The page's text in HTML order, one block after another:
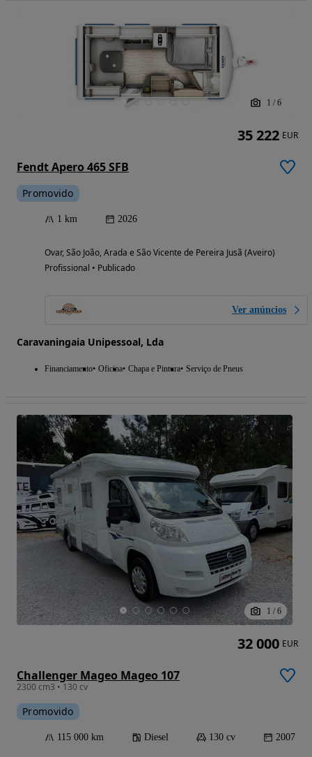
1 / 6
Fendt Apero 465 SFB
Promovido
1 km 2026
Ovar, São João, Arada e São Vicente de Pereira Jusã (Aveiro)
Profissional • Publicado
Ver anúncios
Caravaningaia Unipessoal, Lda
Financiamento Oficina Chapa e Pintura Serviço de Pneus
35 222 EUR
1 / 6
Challenger Mageo Mageo 107
2300 cm3 • 130 cv
Promovido
115 000 km Diesel 130 cv 2007
32 000 EUR